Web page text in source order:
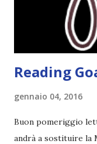
streghe di Salem e
mondi paralleli e
Reading
gennaio 04, 2016
Buon pomeriggio
andrà a sostituire la